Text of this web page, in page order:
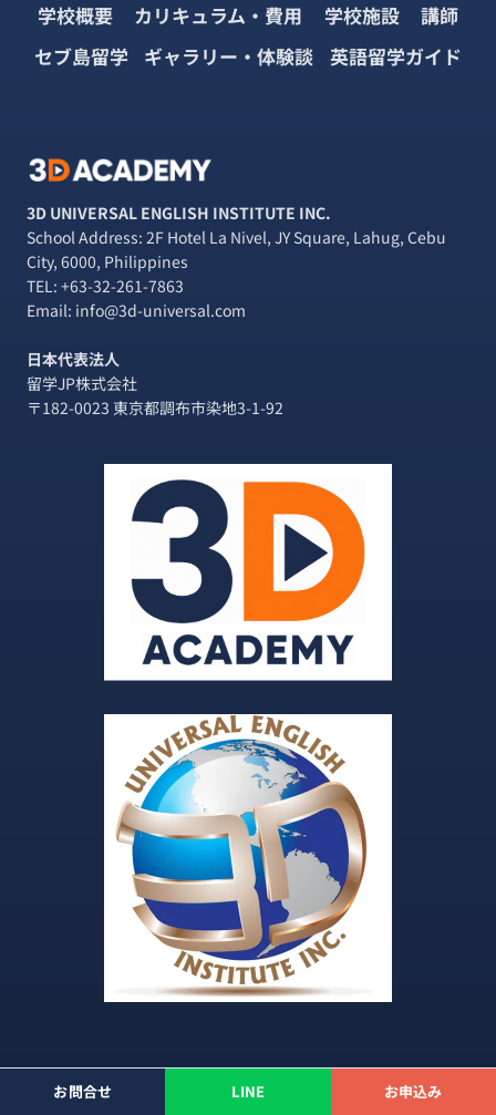
お問合せ LINE お申込み
学校概要 カリキュラム・費用 学校施設
講師
セブ島留学 ギャラリー・体験談 英語留学ガイド
3D UNIVERSAL ENGLISH INSTITUTE INC.
School Address: 2F Hotel La Nivel, JY Square, Lahug, Cebu
City, 6000, Philippines
TEL: +63-32-261-7863
Email: info@3d-universal.com
日本代表法人
留学JP株式会社
〒182-0023 東京都調布市染地3-1-92
Copyright 2026 3D UNIVERSAL ENGLISH INSTITUTE